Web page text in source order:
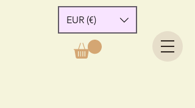
EUR (€)